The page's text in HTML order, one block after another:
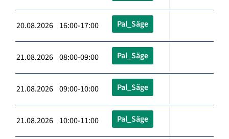
20.08.2026 16:00-17:00 Pal_Säge
21.08.2026 08:00-09:00 Pal_Säge
21.08.2026 09:00-10:00 Pal_Säge
21.08.2026 10:00-11:00 Pal_Säge